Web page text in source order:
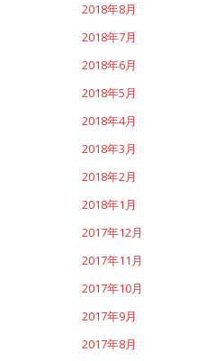
2018年8月
2018年7月
2018年6月
2018年5月
2018年4月
2018年3月
2018年2月
2018年1月
2017年12月
2017年11月
2017年10月
2017年9月
2017年8月